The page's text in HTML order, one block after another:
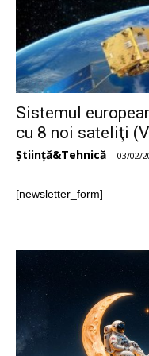
Sistemul
cu 8 noi sateliţi
Știință&Tehnică - 03/02/
[newsletter_form]